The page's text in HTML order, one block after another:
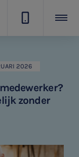
2026
zonder